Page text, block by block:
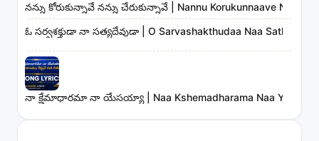
నన్ను కోరుకున్నావే నన్ను చేరుకున్నావే | Nannu Korukunnaave Nannu
ఓ సర్వశక్తుడా నా సత్యదేవుడా | O Sarvashakthudaa Naa
నా క్షేమాధారమా నా యేసయ్యా | Naa Kshemadharama Naa Yesayya